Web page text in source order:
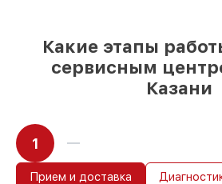
Какие этапы
сервисным
Казани
1
Прием и доставка